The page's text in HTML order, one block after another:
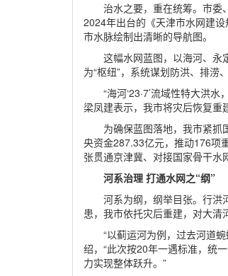
治水之要，重在统筹。市委
2024年出台的《天津市水网建
市水脉绘制出清晰的导航图。
这幅水网蓝图，以海河、永
为“枢纽”，系统谋划防洪、排涝
“海河‘23·7’流域性特大洪
梁凤建表示，我市将灾后恢复重
为确保蓝图落地，我市紧抓
央资金287.33亿元，推动176项
张贯通京津冀、对接国家骨干水
河系治理 打通水网之“纲”
河系为纲，纲举目张。行洪
患，我市依托灾后重建，对大清
“以蓟运河为例，过去河道
绍，“此次按20年一遇标准，统
力实现整体跃升。”